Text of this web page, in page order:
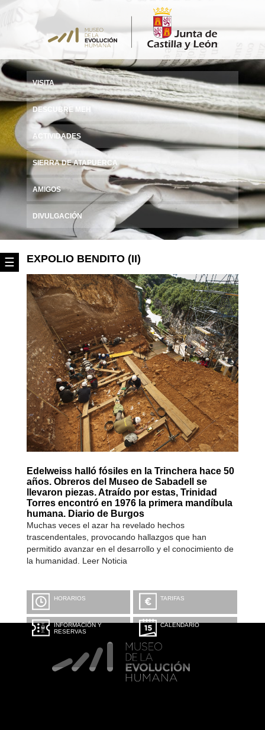
☰
VISITA
DESCUBRE MEH
ACTIVIDADES
SIERRA DE ATAPUERCA
AMIGOS
DIVULGACIÓN
EXPOLIO BENDITO (II)
Edelweiss halló fósiles en la Trinchera hace 50
años. Obreros del Museo de Sabadell se
llevaron piezas. Atraído por estas, Trinidad
Torres encontró en 1976 la primera mandíbula
humana. Diario de Burgos
Muchas veces el azar ha revelado hechos
trascendentales, provocando hallazgos que han
permitido avanzar en el desarrollo y el conocimiento de
la humanidad. Leer Noticia
HORARIOS TARIFAS
INFORMACIÓN Y
RESERVAS
CALENDARIO